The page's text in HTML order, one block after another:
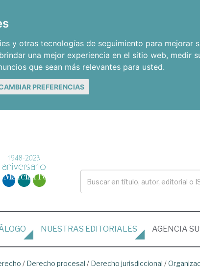
y otras tecnologías de seguimiento para mejorar
una mejor experiencia en el sitio web, medir
que sean más relevantes para usted.
PREFERENCIAS
NUESTRAS EDITORIALES AGENCIA
/ Derecho procesal / Derecho jurisdiccional /